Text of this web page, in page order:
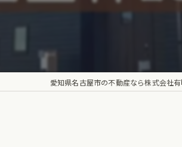
愛知県名古屋市の不動産なら株式会社